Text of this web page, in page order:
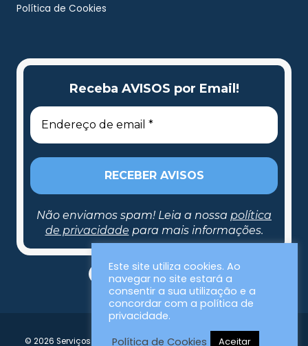
Política de Cookies
Receba AVISOS por Email!
Não enviamos spam! Leia a nossa política
de privacidade para mais informações.
© 2026 Serviços Municipalizados da Nazaré | Todos os direitos
Este site utiliza cookies. Ao
navegar no site estará a
consentir a sua utilização e a
concordar com a política de
privacidade.
Política de Cookies
Aceitar